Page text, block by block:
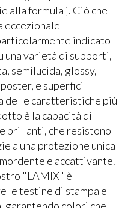
alla formula j. Ciò che
eccezionale
indicato
una varietà di supporti,
semilucida, glossy,
e superfici
delle caratteristiche più
è la capacità di
brillanti, che resistono
a una protezione unica
e accattivante.
"LAMIX" è
le testine di stampa e
garantendo colori che